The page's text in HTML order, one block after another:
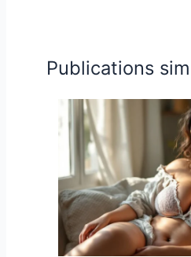
Publications